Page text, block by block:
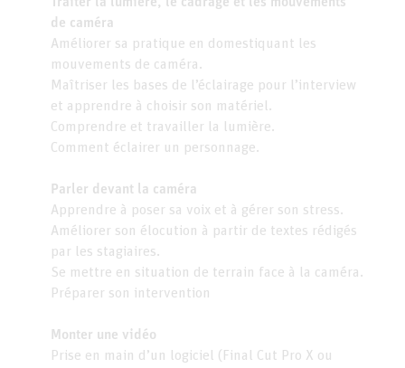
de caméra
Améliorer sa pratique en domestiquant les
mouvements de caméra.
Maîtriser les bases de l’éclairage pour l’interview
et apprendre à choisir son matériel.
Comprendre et travailler la lumière.
Comment éclairer un personnage.
Parler devant la caméra
Apprendre à poser sa voix et à gérer son stress.
Améliorer son élocution à partir de textes rédigés
par les stagiaires.
Se mettre en situation de terrain face à la caméra.
Préparer son intervention
Monter une vidéo
Prise en main d’un logiciel (Final Cut Pro X ou